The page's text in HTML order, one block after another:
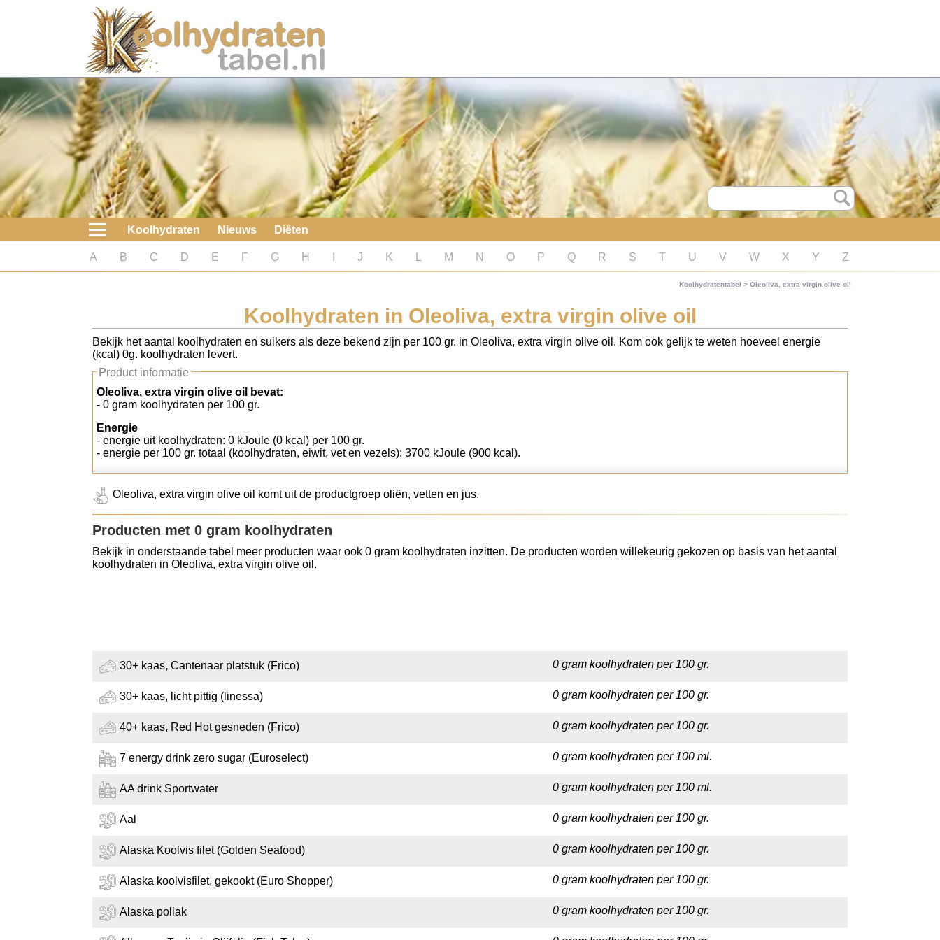
Koolhydraten
Nieuws
Koolhydraatarme diëten
Boeken
koolhydraatarme diëten
Diabetes test
Koolhydraten tellen
Koolhydraten Nieuws Diëten
A B C D E F G H J K M N O P Q R S T U V W X Y Z
Koolhydratentabel > Oleoliva, extra virgin olive oil
Koolhydraten in Oleoliva, extra virgin olive oil
Bekijk het aantal koolhydraten en suikers als deze bekend zijn per 100 gr. in Oleoliva, extra virgin olive oil. Kom ook gelijk te weten hoeveel energie
(kcal) 0g. koolhydraten levert.
Product informatie
Oleoliva, extra virgin olive oil bevat:
- 0 gram koolhydraten per 100 gr.
Energie
- energie uit koolhydraten: 0 kJoule (0 kcal) per 100 gr.
- energie per 100 gr. totaal (koolhydraten, eiwit, vet en vezels): 3700 kJoule (900 kcal).
Oleoliva, extra virgin olive oil komt uit de productgroep oliën, vetten en jus.
Producten met 0 gram koolhydraten
Bekijk in onderstaande tabel meer producten waar ook 0 gram koolhydraten inzitten. De producten worden willekeurig gekozen op basis van het aantal
koolhydraten in Oleoliva, extra virgin olive oil.
30+ kaas, Cantenaar platstuk (Frico) 0 gram koolhydraten per 100 gr.
30+ kaas, licht pittig (linessa) 0 gram koolhydraten per 100 gr.
40+ kaas, Red Hot gesneden (Frico) 0 gram koolhydraten per 100 gr.
7 energy drink zero sugar (Euroselect) 0 gram koolhydraten per 100 ml.
AA drink Sportwater 0 gram koolhydraten per 100 ml.
Aal 0 gram koolhydraten per 100 gr.
Alaska Koolvis filet (Golden Seafood) 0 gram koolhydraten per 100 gr.
Alaska koolvisfilet, gekookt (Euro Shopper) 0 gram koolhydraten per 100 gr.
Alaska pollak 0 gram koolhydraten per 100 gr.